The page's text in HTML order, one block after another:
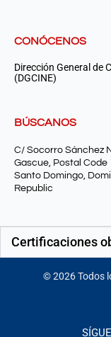
CONÓCENOS
Dirección General de
(DGCINE)
BÚSCANOS
C/ Socorro Sánchez
Gascue, Postal Code
Santo Domingo,
Republic
Certificaciones
©2026Todos